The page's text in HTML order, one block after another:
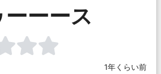
ーーース
1年くらい前